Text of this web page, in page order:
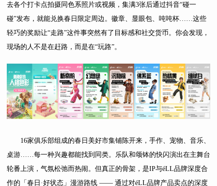
去各个打卡点拍摄同色系照片或视频，集满3张后通过抖音“碰一
碰”发布，就能兑换春日限定周边。徽章、显眼包、吨吨杯……这些
轻巧的奖励让“走路”这件事突然有了目标感和社交货币。你会发现，
现场的人不是在赶路，而是在“玩路”。
16家俱乐部组成的春日美好市集铺陈开来，手作、宠物、音乐、
桌游……每一种兴趣都能找到同类。乐队和颂钵的快闪演出在主舞台
轮番上演，气氛松弛而热闹。但真正的骨架，是IP与éLL品牌深度合
作的「春日·好状态」漫游路线 —— 通过对éLL品牌产品卖点的深度